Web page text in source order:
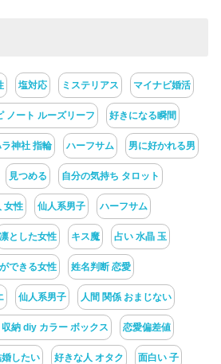
塩対応 ミステリアス マイナビ婚活
ノート ルーズリーフ 好きになる瞬間
神社 指輪 ハーフサム 男に好かれる男
見つめる 自分の気持ち タロット
女性 仙人系男子 ハーフサム
凛とした女性 キス魔 占い 水晶 玉
できる女性 姓名判断 恋愛
仙人系男子 人間 関係 おまじない
収納 diy カラー ボックス 恋愛偏差値
したい 好きな人 オタク 面白い 子